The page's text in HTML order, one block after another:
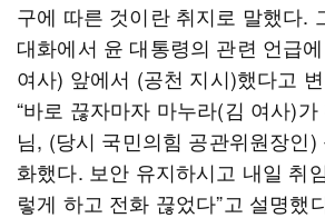
구에 따른 것이란 취지로 말했다.
대화에서 윤 대통령의 관련 언급
여사) 앞에서 (공천 지시)했다고
“바로 끊자마자 마누라(김 여사)가
님, (당시 국민의힘 공관위원장인)
화했다. 보안 유지하시고 내일 취
렇게 하고 전화 끊었다”고 설명했